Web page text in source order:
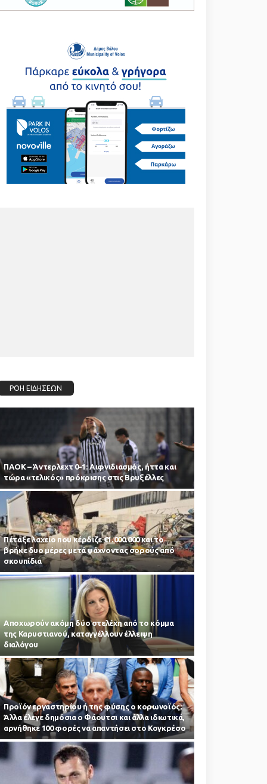
ΡΟΗ ΕΙΔΗΣΕΩΝ
ΠΑΟΚ – Άντερλεχτ 0-1: Αιφνιδιασμός, ήττα και
τώρα «τελικός» πρόκρισης στις Βρυξέλλες
Πέταξε λαχείο που κέρδιζε €1.000.000 και το
βρήκε δυο μέρες μετά ψάχνοντας σορούς από
σκουπίδια
Αποχωρούν ακόμη δύο στελέχη από το κόμμα
της Καρυστιανού, καταγγέλλουν έλλειψη
διαλόγου
Προϊόν εργαστηρίου ή της φύσης ο κορωνοϊός;
Άλλα έλεγε δημόσια ο Φάουτσι και άλλα ιδιωτικά,
αρνήθηκε 100 φορές να απαντήσει στο Κογκρέσο